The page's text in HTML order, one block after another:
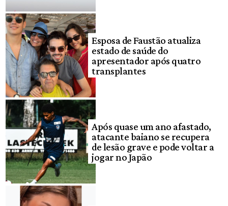
Esposa de Faustão atualiza
estado de saúde do
apresentador após quatro
transplantes
Após quase um ano afastado,
atacante baiano se recupera
de lesão grave e pode voltar a
jogar no Japão